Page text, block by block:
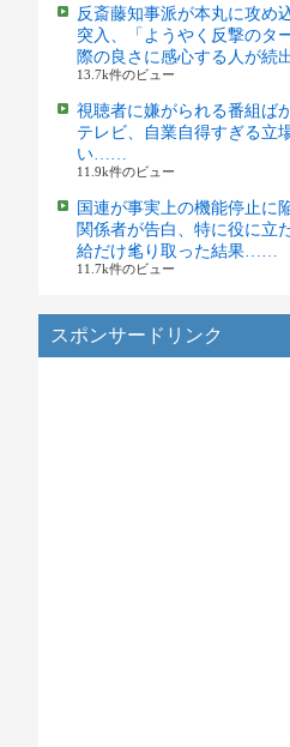
反斎藤知事派が本丸に攻め
突入、「ようやく反撃のタ
際の良さに感心する人が続
13.7k件のビュー
視聴者に嫌がられる番組ば
テレビ、自業自得すぎる立
い……
11.9k件のビュー
国連が事実上の機能停止に
関係者が告白、特に役に立
給だけ毟り取った結果……
11.7k件のビュー
スポンサードリンク